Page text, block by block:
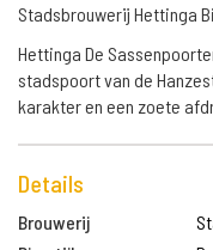
Stadsbrouwerij Hettinga
Hettinga De
stadspoort van de
karakter en een zoete
Details
Brouwerij